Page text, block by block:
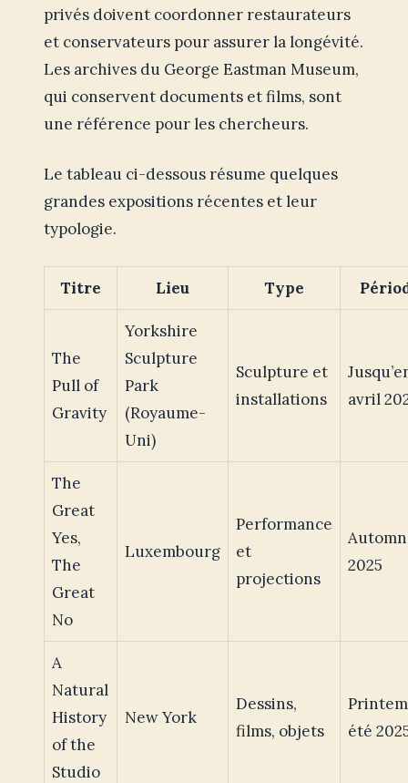
privés doivent coordonner restaurateurs
et conservateurs pour assurer la longévité.
Les archives du George Eastman Museum,
qui conservent documents et films, sont
une référence pour les chercheurs.
Le tableau ci-dessous résume quelques
grandes expositions récentes et leur
typologie.
Titre Lieu Type
The
Pull of
Gravity
Yorkshire
Sculpture
Park
(Royaume-
Uni)
Sculpture et
installations
avril
The
Great
Yes,
The
Great
No
Luxembourg
Performance
et
projections
2025
A
Natural
History
of the
Studio
New York
Dessins,
films, objets
été